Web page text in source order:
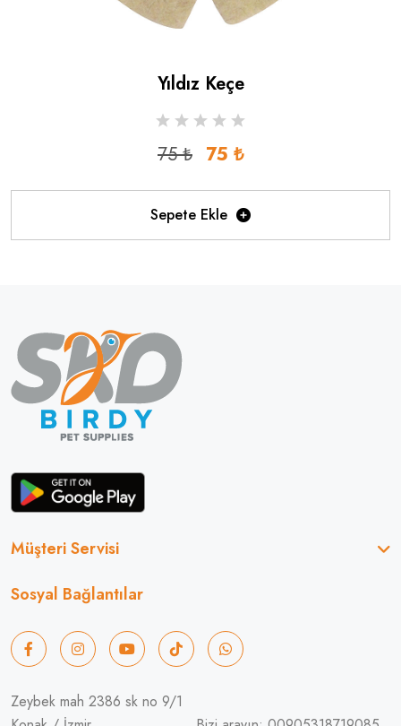
Yıldız Keçe
75 ₺ 75 ₺
Sepete Ekle
Müşteri Servisi
Sosyal Bağlantılar
Zeybek mah 2386 sk no 9/1